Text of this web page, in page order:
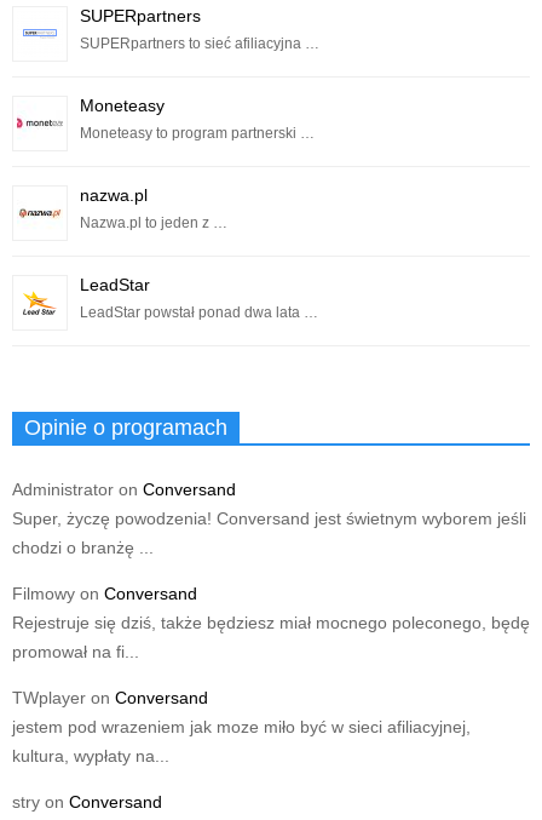
SUPERpartners
SUPERpartners to sieć afiliacyjna …
Moneteasy
Moneteasy to program partnerski …
nazwa.pl
Nazwa.pl to jeden z …
LeadStar
LeadStar powstał ponad dwa lata …
Opinie o programach
Administrator on Conversand
Super, życzę powodzenia! Conversand jest świetnym wyborem jeśli
chodzi o branżę ...
Filmowy on Conversand
Rejestruje się dziś, także będziesz miał mocnego poleconego, będę
promował na fi...
TWplayer on Conversand
jestem pod wrazeniem jak moze miło być w sieci afiliacyjnej,
kultura, wypłaty na...
stry on Conversand